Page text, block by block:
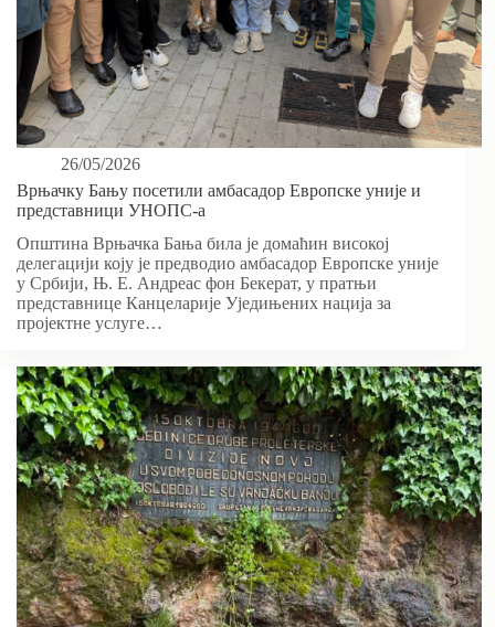
26/05/2026
Врњачку Бању посетили амбасадор Европске уније и
представници УНОПС-а
Општина Врњачка Бања била је домаћин високој
делегацији коју је предводио амбасадор Европске уније
у Србији, Њ. Е. Андреас фон Бекерат, у пратњи
представнице Канцеларије Уједињених нација за
пројектне услуге…